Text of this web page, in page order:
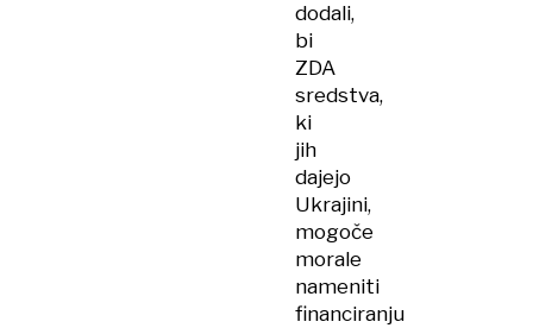
dodali,
bi
ZDA
sredstva,
ki
jih
dajejo
Ukrajini,
mogoče
morale
nameniti
financiranju